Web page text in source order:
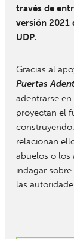
través de
versión 2021
UDP.
Gracias al
Puertas
adentrarse
proyectan el
relacionan
abuelos o los
indagar
las